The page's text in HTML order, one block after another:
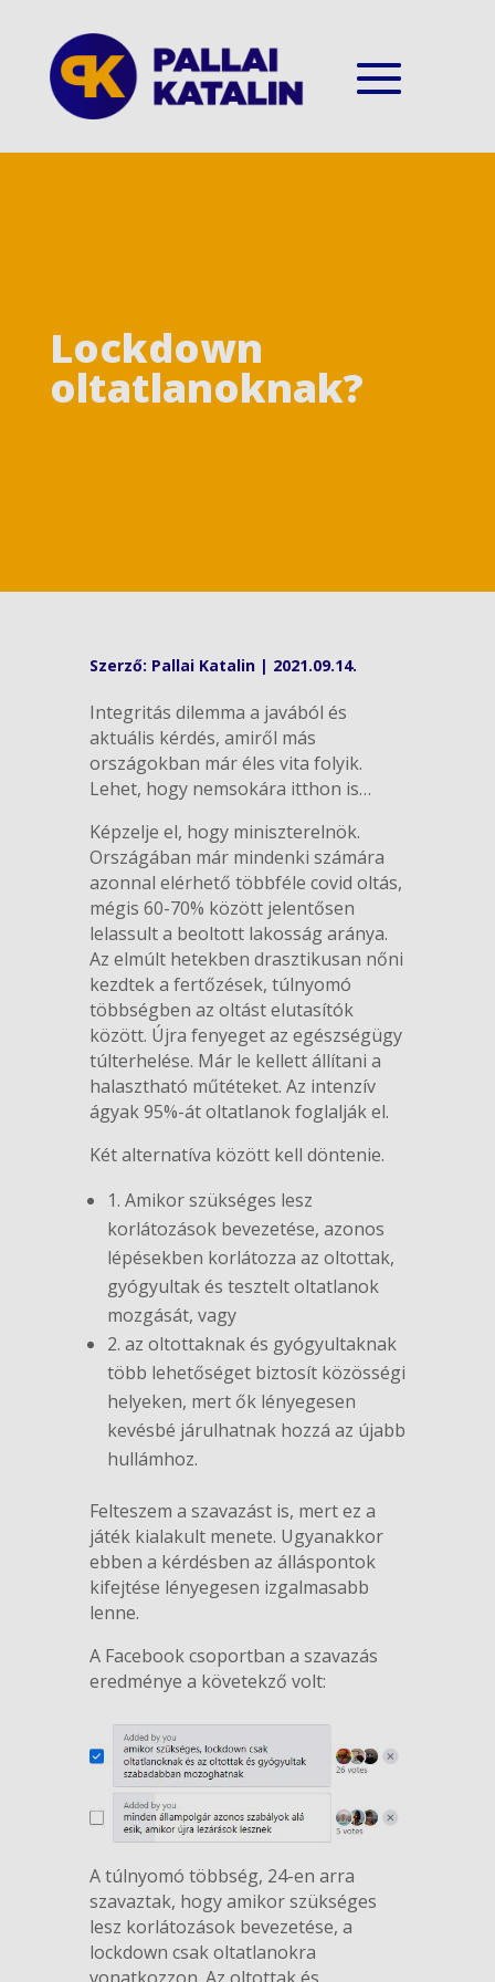
Lockdown
oltatlanoknak?
Szerző: Pallai Katalin| 2021.09.14.
Integritás dilemma a javából és
aktuális kérdés, amiről más
országokban már éles vita folyik.
Lehet, hogy nemsokára itthon is…
Képzelje el, hogy miniszterelnök.
Országában már mindenki számára
azonnal elérhető többféle covid oltás,
mégis 60-70% között jelentősen
lelassult a beoltott lakosság aránya.
Az elmúlt hetekben drasztikusan nőni
kezdtek a fertőzések, túlnyomó
többségben az oltást elutasítók
között. Újra fenyeget az egészségügy
túlterhelése. Már le kellett állítani a
halasztható műtéteket. Az intenzív
ágyak 95%-át oltatlanok foglalják el.
Két alternatíva között kell döntenie.
1. Amikor szükséges lesz
korlátozások bevezetése, azonos
lépésekben korlátozza az oltottak,
gyógyultak és tesztelt oltatlanok
mozgását, vagy
2. az oltottaknak és gyógyultaknak
több lehetőséget biztosít közösségi
helyeken, mert ők lényegesen
kevésbé járulhatnak hozzá az újabb
hullámhoz.
Felteszem a szavazást is, mert ez a
játék kialakult menete. Ugyanakkor
ebben a kérdésben az álláspontok
kifejtése lényegesen izgalmasabb
lenne.
A Facebook csoportban a szavazás
eredménye a követekző volt:
A túlnyomó többség, 24-en arra
szavaztak, hogy amikor szükséges
lesz korlátozások bevezetése, a
lockdown csak oltatlanokra